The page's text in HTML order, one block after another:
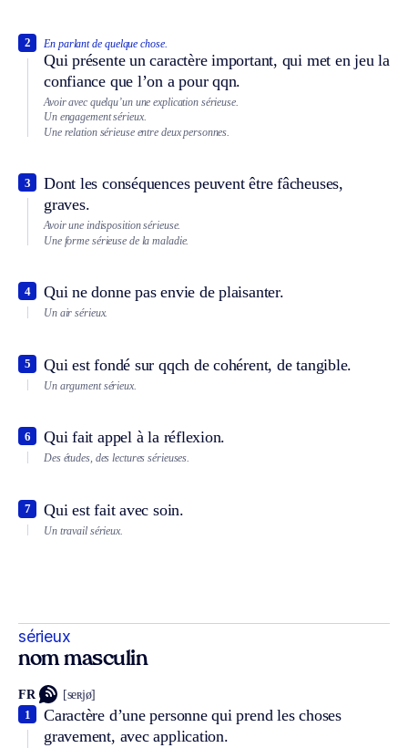
En parlant de quelque chose.
Qui présente un caractère important, qui met en jeu la
confiance que l’on a pour qqn.
2
Avoir avec quelqu’un une explication sérieuse.
Un engagement sérieux.
Une relation sérieuse entre deux personnes.
Dont les conséquences peuvent être fâcheuses,
graves.
3
Avoir une indisposition sérieuse.
Une forme sérieuse de la maladie.
Qui ne donne pas envie de plaisanter.
4
Un air sérieux.
Qui est fondé sur qqch de cohérent, de tangible.
5
Un argument sérieux.
Qui fait appel à la réflexion.
6
Des études, des lectures sérieuses.
Qui est fait avec soin.
7
Un travail sérieux.
sérieux
nom masculin
FR [seʀjø]
Caractère d’une personne qui prend les choses
gravement, avec application.
1